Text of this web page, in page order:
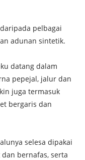
pelbagai
adunan sintetik.
datang dalam
pepejal, jalur dan
juga termasuk
bergaris dan
selesa dipakai
bernafas, serta